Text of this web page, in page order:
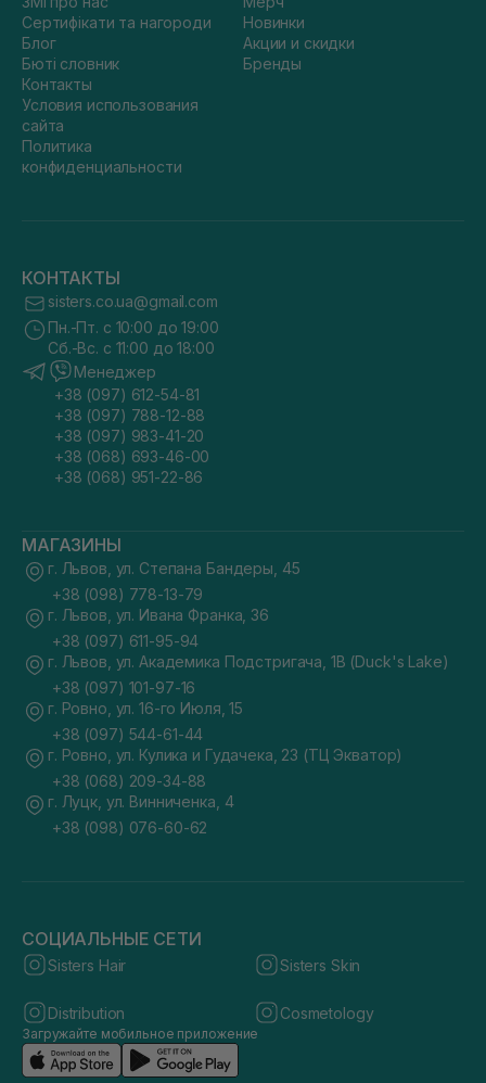
Сертифікати та нагороди
Блог
Бюті словник
Контакты
Условия использования
сайта
Политика
конфиденциальности
Новинки
Акции и скидки
Бренды
КОНТАКТЫ
sisters.co.ua@gmail.com
Пн.-Пт. с 10:00 до 19:00
Сб.-Вс. с 11:00 до 18:00
Менеджер
+38 (097) 612-54-81
+38 (097) 788-12-88
+38 (097) 983-41-20
+38 (068) 693-46-00
+38 (068) 951-22-86
МАГАЗИНЫ
г. Львов, ул. Степана Бандеры, 45
+38 (098) 778-13-79
г. Львов, ул. Ивана Франка, 36
+38 (097) 611-95-94
г. Львов, ул. Академика Подстригача, 1В (Duck's Lake)
+38 (097) 101-97-16
г. Ровно, ул. 16-го Июля, 15
+38 (097) 544-61-44
г. Ровно, ул. Кулика и Гудачека, 23 (ТЦ Экватор)
+38 (068) 209-34-88
г. Луцк, ул. Винниченка, 4
+38 (098) 076-60-62
СОЦИАЛЬНЫЕ СЕТИ
Sisters Hair Sisters Skin
Distribution Cosmetology
Загружайте мобильное приложение